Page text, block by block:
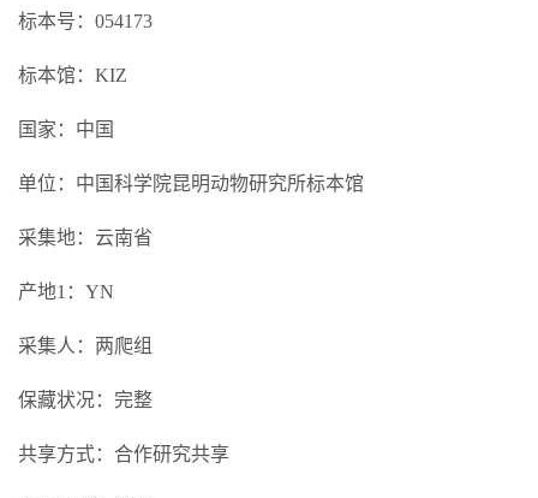
标本号：054173
标本馆：KIZ
国家：中国
单位：中国科学院昆明动物研究所标本馆
采集地：云南省
产地1：YN
采集人：两爬组
保藏状况：完整
共享方式：合作研究共享